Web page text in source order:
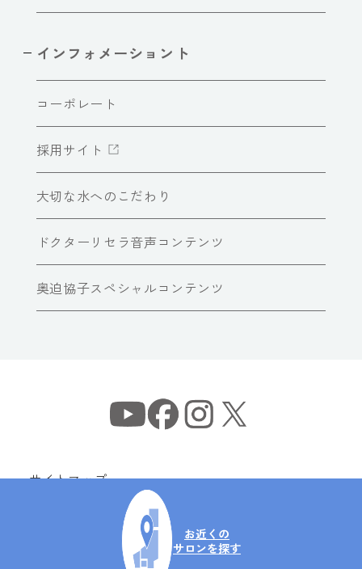
お近くの
サロンを探す
インフォメーショント
コーポレート
採用サイト
大切な水へのこだわり
ドクターリセラ音声コンテンツ
奥迫協子スペシャルコンテンツ
サイトマップ
個人情報保護方針
情報セキュリティ基本方針
Copyright© Dr Recella All Rights Reserved.